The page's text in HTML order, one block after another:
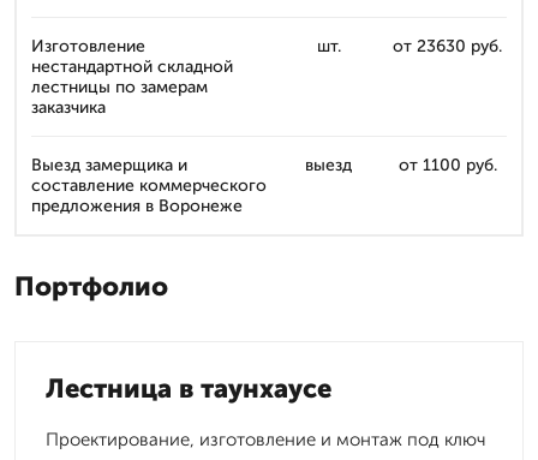
Изготовление
нестандартной складной
лестницы по замерам
заказчика
шт. от 23630 руб.
Выезд замерщика и
составление коммерческого
предложения в Воронеже
выезд от 1100 руб.
Портфолио
Лестница в таунхаусе
Проектирование, изготовление и монтаж под ключ